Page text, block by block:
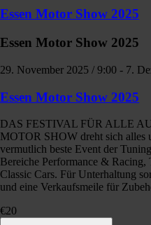
Essen Motor Show 2025
Essen Motor Show 2025
29. November 2025 / 9:00 - 7.
Essen Motor Show 2025
DAS FESTIVAL FÜR ALLE
MOTOR SHOW dreht sich alles
vermutlich beste Event der
Bereiche Performance &
Classic Cars. Für Unterhaltung
und eine Verkaufsmeile für
€20